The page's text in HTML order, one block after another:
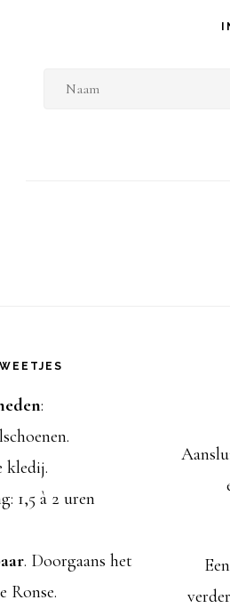
:
kledij.
1,5 à 2 uren
. Doorgaans het
Ronse.